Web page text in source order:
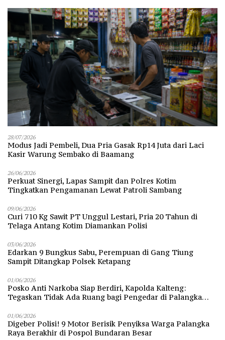
28/07/2026
Modus Jadi Pembeli, Dua Pria Gasak Rp14 Juta dari Laci
Kasir Warung Sembako di Baamang
26/06/2026
Perkuat Sinergi, Lapas Sampit dan Polres Kotim
Tingkatkan Pengamanan Lewat Patroli Sambang
09/06/2026
Curi 710 Kg Sawit PT Unggul Lestari, Pria 20 Tahun di
Telaga Antang Kotim Diamankan Polisi
03/06/2026
Edarkan 9 Bungkus Sabu, Perempuan di Gang Tiung
Sampit Ditangkap Polsek Ketapang
01/06/2026
Posko Anti Narkoba Siap Berdiri, Kapolda Kalteng:
Tegaskan Tidak Ada Ruang bagi Pengedar di Palangka
01/06/2026
Digeber Polisi! 9 Motor Berisik Penyiksa Warga Palangka
Raya Berakhir di Pospol Bundaran Besar